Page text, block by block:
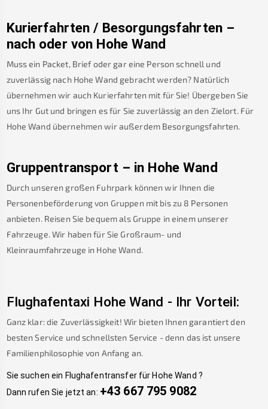
Kurierfahrten / Besorgungsfahrten –
nach oder von Hohe Wand
Muss ein Packet, Brief oder gar eine Person schnell und
zuverlässig nach Hohe Wand gebracht werden? Natürlich
übernehmen wir auch Kurierfahrten mit für Sie! Übergeben Sie
uns Ihr Gut und bringen es für Sie zuverlässig an den Zielort. Für
Hohe Wand übernehmen wir außerdem Besorgungsfahrten.
Gruppentransport – in Hohe Wand
Durch unseren großen Fuhrpark können wir Ihnen die
Personenbeförderung von Gruppen mit bis zu 8 Personen
anbieten. Reisen Sie bequem als Gruppe in einem unserer
Fahrzeuge. Wir haben für Sie Großraum- und
Kleinraumfahrzeuge in Hohe Wand.
Flughafentaxi Hohe Wand - Ihr Vorteil:
Ganz klar: die Zuverlässigkeit! Wir bieten Ihnen garantiert den
besten Service und schnellsten Service - denn das ist unsere
Familienphilosophie von Anfang an.
Sie suchen ein Flughafentransfer für Hohe Wand ?
Dann rufen Sie jetzt an: +43 667 795 9082